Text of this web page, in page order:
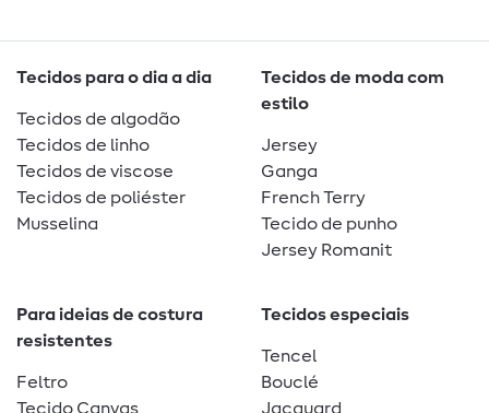
Tecidos para o dia a dia
Tecidos de algodão
Tecidos de linho
Tecidos de viscose
Tecidos de poliéster
Musselina
Tecidos de moda com
estilo
Jersey
Ganga
French Terry
Tecido de punho
Jersey Romanit
Para ideias de costura
resistentes
Feltro
Tecido Canvas
Tecidos especiais
Tencel
Bouclé
Jacquard